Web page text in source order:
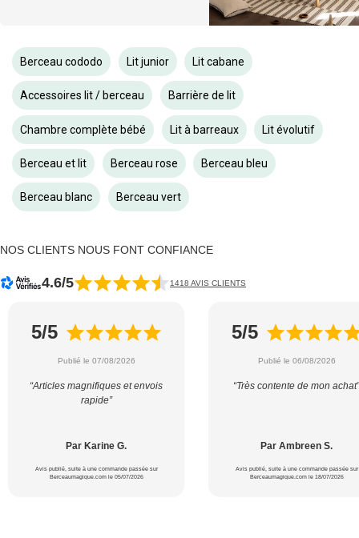
Berceau cododo Lit junior Lit cabane
Accessoires lit / berceau Barrière de lit
Chambre complète bébé Lit à barreaux Lit évolutif
Berceau et lit Berceau rose Berceau bleu
Berceau blanc Berceau vert
NOS CLIENTS NOUS FONT CONFIANCE
4.6/5 1418 AVIS CLIENTS
5/5
Publié le 07/08/2026
“Articles magnifiques et envois
rapide”
Par Karine G.
Avis publié, suite à une commande passée sur
Berceaumagique.com le 05/07/2026
5/5
Publié le 06/08/2026
“Très contente de mon achat”
Par Ambreen S.
Avis publié, suite à une commande passée sur
Berceaumagique.com le 18/07/2026